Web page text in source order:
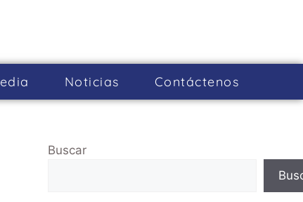
Noticias Cont­áctenos
Buscar